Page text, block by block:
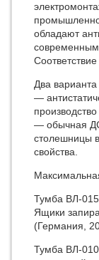
обладают
современным
Два
—
— обычная
столешницы
свойства.
Тумба ВЛ-
Ящики
(Германия,
Тумба ВЛ-010